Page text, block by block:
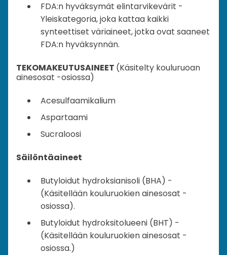
FDA:n hyväksymät elintarvikevärit -
Yleiskategoria, joka kattaa kaikki
synteettiset väriaineet, jotka ovat saaneet
FDA:n hyväksynnän.
TEKOMAKEUTUSAINEET (Käsitelty kouluruoan
ainesosat -osiossa)
Acesulfaamikalium
Aspartaami
Sucraloosi
Säilöntäaineet
Butyloidut hydroksianisoli (BHA) -
(Käsitellään kouluruokien ainesosat -
osiossa).
Butyloidut hydroksitolueeni (BHT) -
(Käsitellään kouluruokien ainesosat -
osiossa.)